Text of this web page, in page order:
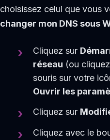
choisissez celui que vous
changer mon DNS sous
Cliquez sur
réseau (ou
souris sur votre
Ouvrir les
Cliquez sur
Cliquez avec le